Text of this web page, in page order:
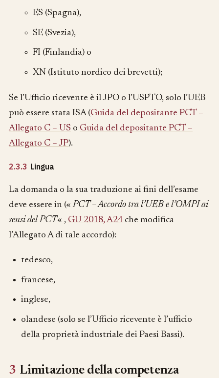
ES (Spagna),
SE (Svezia),
FI (Finlandia) o
XN (Istituto nordico dei brevetti);
Se l’Ufficio ricevente è il JPO o l’USPTO, solo l’UEB
può essere stata ISA (Guida del depositante PCT –
Allegato C – US o Guida del depositante PCT –
Allegato C – JP).
2.3.3 Lingua
La domanda o la sua traduzione ai fini dell’esame
deve essere in («PCT – Accordo tra l’UEB e l’OMPI ai
sensi del PCT« , GU 2018, A24che modifica
l’Allegato A di tale accordo):
tedesco,
francese,
inglese,
olandese (solo se l’Ufficio ricevente è l’ufficio
della proprietà industriale dei Paesi Bassi).
3 Limitazione della competenza